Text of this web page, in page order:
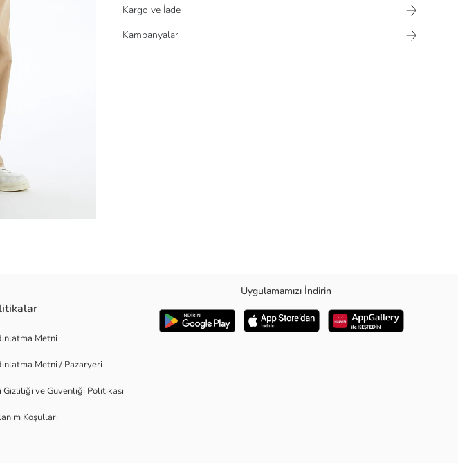
Kargo ve İade
Kampanyalar
günlük kullanım hem de iş seyahatleriniz için idealdir. Bilgisayarınızı güvenle taşır ve eşyalarınız için
Metni
Metni / Pazaryeri
Gizliliği ve Güvenliği Politikası
Koşulları
Uygulamamızı İndirin